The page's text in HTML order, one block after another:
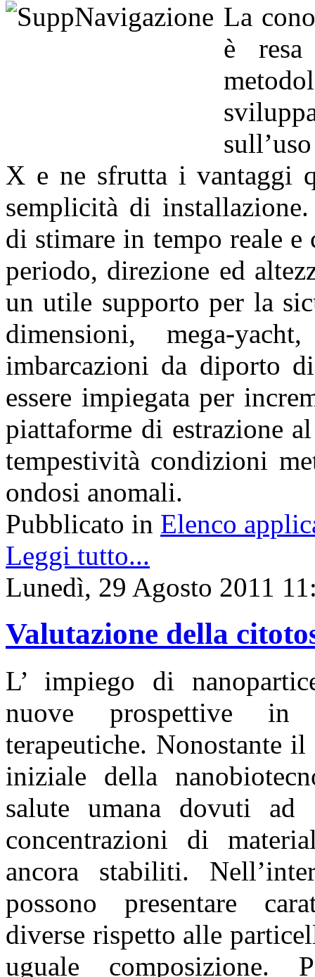
La
è resa
X e ne sfrutta i vantaggi
semplicità di installazione.
di stimare in tempo reale e
periodo, direzione ed
un utile supporto per la
dimensioni, mega-
imbarcazioni da diporto
essere impiegata per
piattaforme di estrazione
tempestività condizioni
ondosi anomali.
Pubblicato in Elenco
Leggi tutto...
Lunedì, 29 Agosto 2011
Valutazione della
L’ impiego di
nuove prospettive in
terapeutiche. Nonostante
iniziale della
salute umana dovuti ad
concentrazioni di
ancora stabiliti.
possono presentare
diverse rispetto alle
uguale composizione.